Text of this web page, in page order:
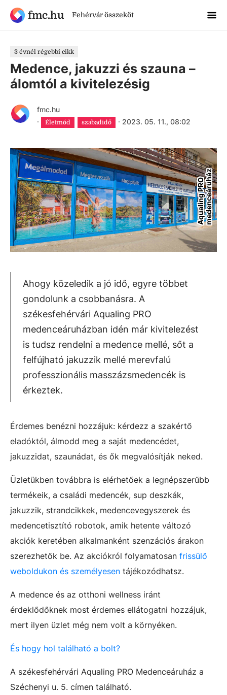
fmc.hu Fehérvár összeköt
3 évnél régebbi cikk
Medence, jakuzzi és szauna –
álomtól a kivitelezésig
fmc.hu
·
Életmód szabadidő · 2023. 05. 11., 08:02
A
q
u
a
l
i
n
g
P
R
O
m
e
d
e
n
c
e
á
r
u
h
áz
Ahogy közeledik a jó idő, egyre többet
gondolunk a csobbanásra. A
székesfehérvári Aqualing PRO
medenceáruházban idén már kivitelezést
is tudsz rendelni a medence mellé, sőt a
felfújható jakuzzik mellé merevfalú
professzionális masszázsmedencék is
érkeztek.
Érdemes benézni hozzájuk: kérdezz a szakértő
eladóktól, álmodd meg a saját medencédet,
jakuzzidat, szaunádat, és ők megvalósítják neked.
Üzletükben továbbra is elérhetőek a legnépszerűbb
termékeik, a családi medencék, sup deszkák,
jakuzzik, strandcikkek, medencevegyszerek és
medencetisztító robotok, amik hetente változó
akciók keretében alkalmanként szenzációs árakon
szerezhetők be. Az akciókról folyamatosan frissülő
weboldukon és személyesen tájékozódhatsz.
A medence és az otthoni wellness iránt
érdeklődőknek most érdemes ellátogatni hozzájuk,
mert ilyen üzlet még nem volt a környéken.
És hogy hol található a bolt?
A székesfehérvári Aqualing PRO Medenceáruház a
Széchenyi u. 5. címen található.